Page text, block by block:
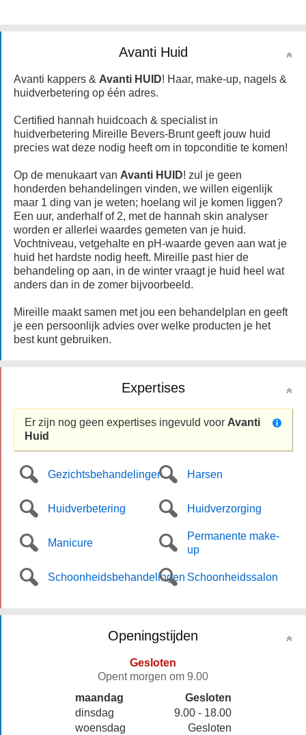
Avanti Huid
Avanti kappers & Avanti HUID! Haar, make-up, nagels &
huidverbetering op één adres.
Certified hannah huidcoach & specialist in
huidverbetering Mireille Bevers-Brunt geeft jouw huid
precies wat deze nodig heeft om in topconditie te komen!
Op de menukaart van Avanti HUID! zul je geen
honderden behandelingen vinden, we willen eigenlijk
maar 1 ding van je weten; hoelang wil je komen liggen?
Een uur, anderhalf of 2, met de hannah skin analyser
worden er allerlei waardes gemeten van je huid.
Vochtniveau, vetgehalte en pH-waarde geven aan wat je
huid het hardste nodig heeft. Mireille past hier de
behandeling op aan, in de winter vraagt je huid heel wat
anders dan in de zomer bijvoorbeeld.
Mireille maakt samen met jou een behandelplan en geeft
je een persoonlijk advies over welke producten je het
best kunt gebruiken.
Expertises
Er zijn nog geen expertises ingevuld voor Avanti
Huid
Gezichtsbehandelingen Harsen
Huidverbetering Huidverzorging
Manicure
Permanente make-
up
Schoonheidsbehandelingen Schoonheidssalon
Openingstijden
Gesloten
Opent morgen om 9.00
maandag
Gesloten
dinsdag
9.00 - 18.00
woensdag
Gesloten